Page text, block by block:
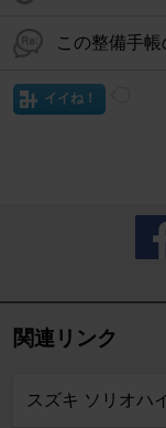
この整備手
イイね！
関連リンク
スズキ ソリオハ